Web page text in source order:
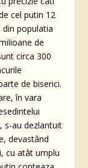
cel putin 12
din populatia
de
circa 300
de biserici.
în vara
s-au dezlantuit
devastând
cu atât umplu